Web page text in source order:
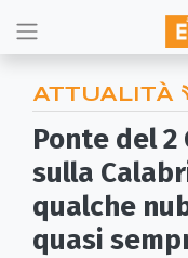
ATTUALITÀ
Ponte del 2
sulla
qualche
quasi